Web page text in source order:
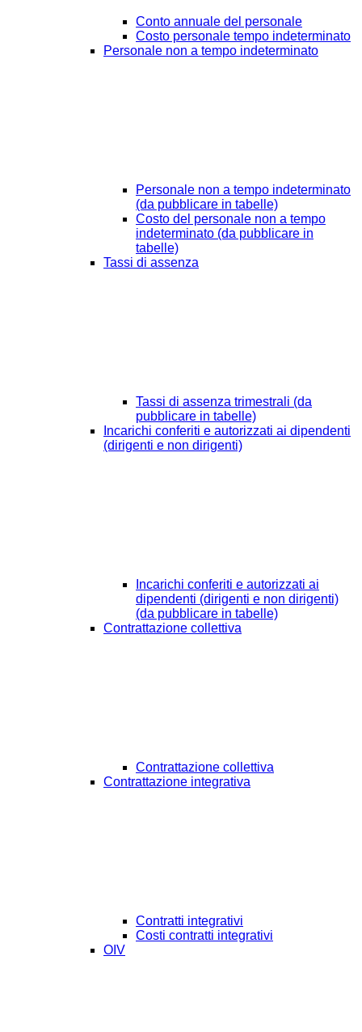
Conto annuale del personale
Costo personale tempo indeterminato
Personale non a tempo indeterminato
Personale non a tempo indeterminato
(da pubblicare in tabelle)
Costo del personale non a tempo
indeterminato (da pubblicare in
tabelle)
Tassi di assenza
Tassi di assenza trimestrali (da
pubblicare in tabelle)
Incarichi conferiti e autorizzati ai dipendenti
(dirigenti e non dirigenti)
Incarichi conferiti e autorizzati ai
dipendenti (dirigenti e non dirigenti)
(da pubblicare in tabelle)
Contrattazione collettiva
Contrattazione collettiva
Contrattazione integrativa
Contratti integrativi
Costi contratti integrativi
OIV